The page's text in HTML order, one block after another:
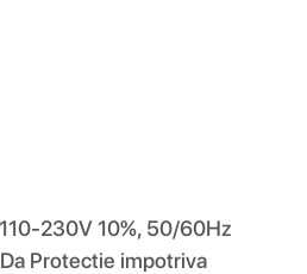
230V 10%, 50/60Hz
Protectie impotriva